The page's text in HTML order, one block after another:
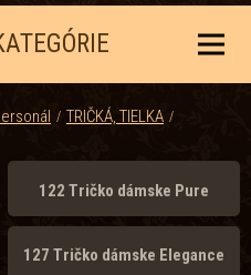
TRIČKÁ, TIELKA
122 Tričko dámske Pure
127 Tričko dámske Elegance